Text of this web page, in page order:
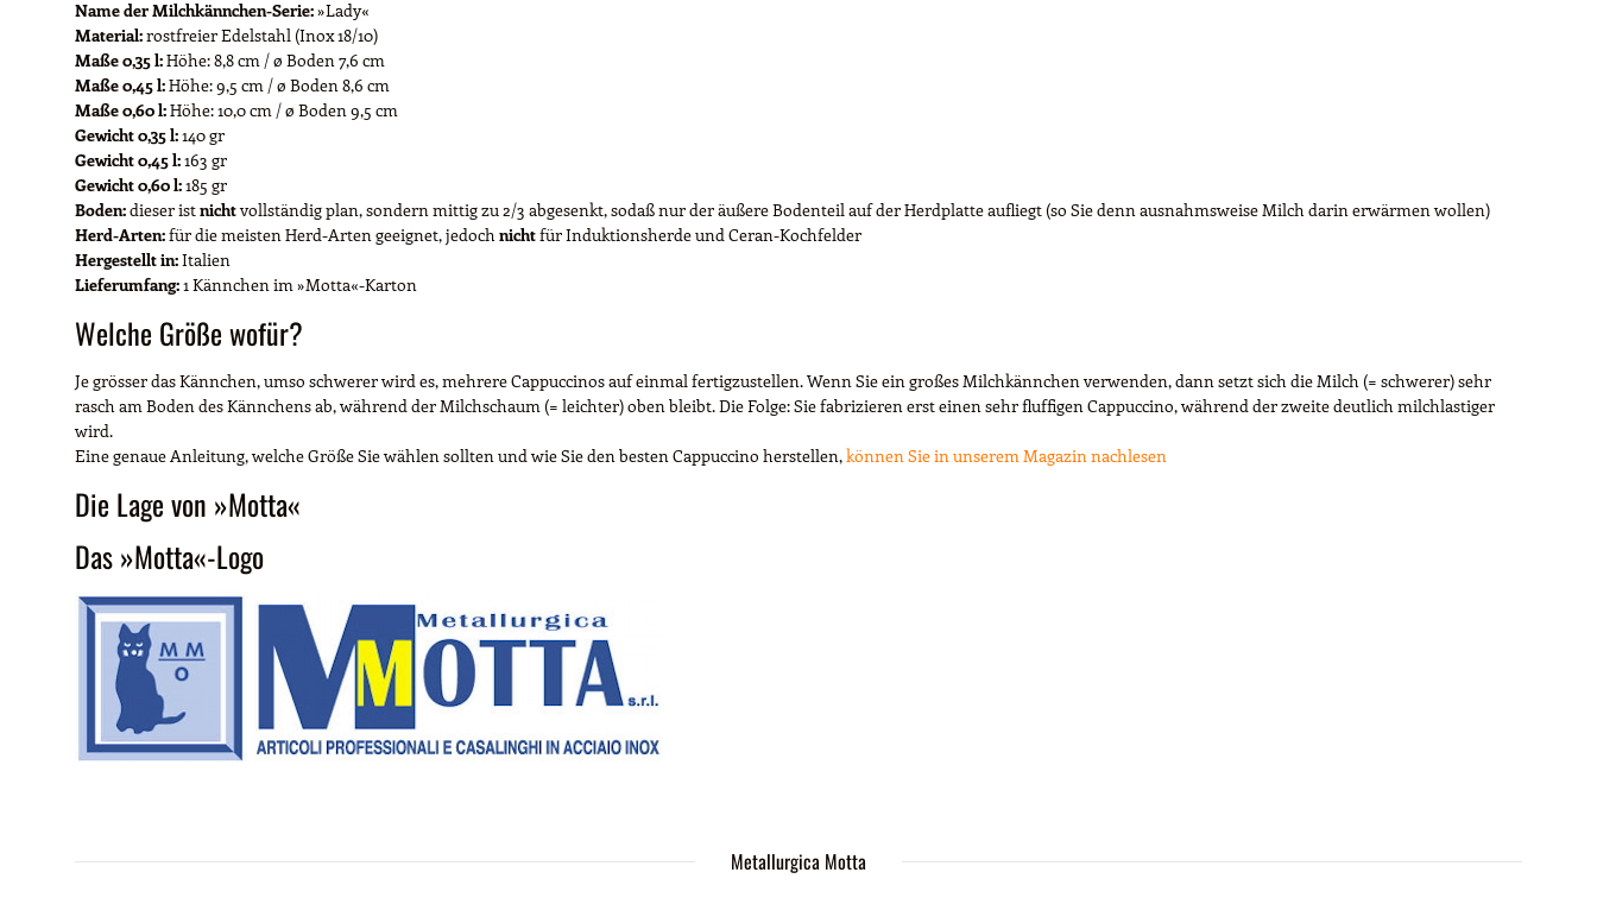
Name der Milchkännchen-Serie:»Lady«
Material:rostfreier Edelstahl (Inox 18/10)
Maße 0,35 l:Höhe: 8,8 cm / ø Boden 7,6 cm
Maße 0,45 l:Höhe: 9,5 cm / ø Boden 8,6 cm
Maße 0,60 l:Höhe: 10,0 cm / ø Boden 9,5 cm
Gewicht 0,35 l:140 gr
Gewicht 0,45 l:163 gr
Gewicht 0,60 l:185 gr
Boden:dieser istnichtvollständig plan, sondern mittig zu 2/3 abgesenkt, sodaß nur der äußere Bodenteil auf der Herdplatte aufliegt (so Sie denn ausnahmsweise Milch darin erwärmen wollen)
Herd-Arten:für die meisten Herd-Arten geeignet, jedochnichtfür Induktionsherde und Ceran-Kochfelder
Hergestellt in:Italien
Lieferumfang:1 Kännchen im »Motta«-Karton
Welche Größe wofür?
Je grösser das Kännchen, umso schwerer wird es, mehrere Cappuccinos auf einmal fertigzustellen. Wenn Sie ein großes Milchkännchen verwenden, dann setzt sich die Milch (= schwerer) sehr
rasch am Boden des Kännchens ab, während der Milchschaum (= leichter) oben bleibt. Die Folge: Sie fabrizieren erst einen sehr fluffigen Cappuccino, während der zweite deutlich milchlastiger
wird.
Eine genaue Anleitung, welche Größe Sie wählen sollten und wie Sie den besten Cappuccino herstellen,können Sie in unserem Magazin nachlesen
Die Lage von »Motta«
Das »Motta«-Logo
Metallurgica Motta